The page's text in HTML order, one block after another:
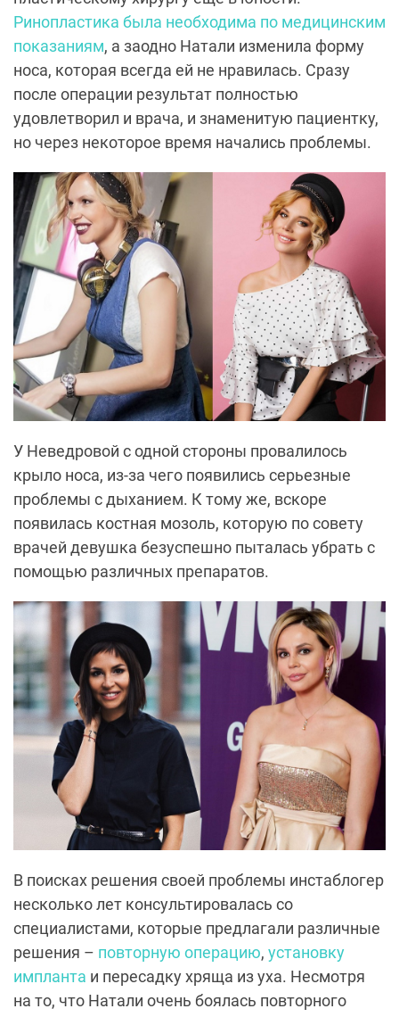
Ринопластика была необходима по медицинским
показаниям, а заодно Натали изменила форму
носа, которая всегда ей не нравилась. Сразу
после операции результат полностью
удовлетворил и врача, и знаменитую пациентку,
но через некоторое время начались проблемы.
У Неведровой с одной стороны провалилось
крыло носа, из-за чего появились серьезные
проблемы с дыханием. К тому же, вскоре
появилась костная мозоль, которую по совету
врачей девушка безуспешно пыталась убрать с
помощью различных препаратов.
В поисках решения своей проблемы инстаблогер
несколько лет консультировалась со
специалистами, которые предлагали различные
решения – повторную операцию, установку
импланта и пересадку хряща из уха. Несмотря
на то, что Натали очень боялась повторного